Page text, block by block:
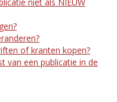
of kranten kopen?
van een publicatie in de